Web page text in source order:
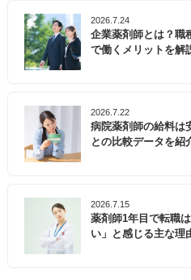
2026.7.24
企業薬剤師とは？職
で働くメリットを解
2026.7.22
病院薬剤師の給料は
との比較データを紹
2026.7.15
薬剤師1年目で転職
い」と感じる主な理